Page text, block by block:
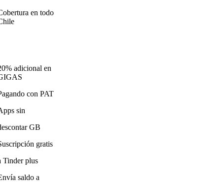
en todo
adicional en
con PAT
sin
GB
gratis
Tinder plus
saldo a